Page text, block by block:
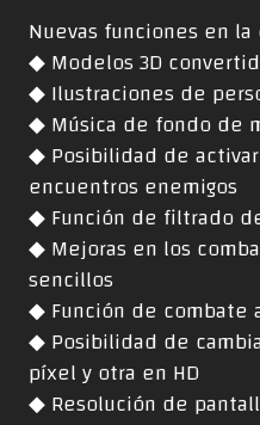
Nuevas funciones en
◆ Modelos 3D
◆ Ilustraciones de
◆ Música de fondo de
◆ Posibilidad de
encuentros enemigos
◆ Función de filtrado
◆ Mejoras en los
sencillos
◆ Función de combate
◆ Posibilidad de
píxel y otra en HD
◆ Resolución de